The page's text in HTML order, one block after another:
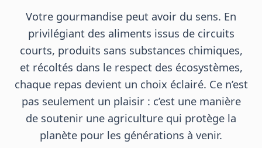
Votre gourmandise peut avoir du sens. En
privilégiant des aliments issus de circuits
courts, produits sans substances chimiques,
et récoltés dans le respect des écosystèmes,
chaque repas devient un choix éclairé. Ce n’est
pas seulement un plaisir : c’est une manière
de soutenir une agriculture qui protège la
planète pour les générations à venir.